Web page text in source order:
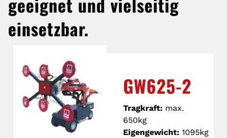
einsetzbar.
GW625-2
Tragkraft: max.
650kg
Eigengewicht:1095kg